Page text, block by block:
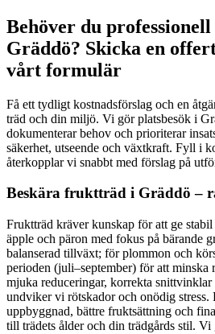
Behöver du
Gräddö? Skicka en
vårt formulär
Få ett tydligt kostnadsförslag och en
träd och din miljö. Vi gör platsbesök i
dokumenterar behov och prioriterar
säkerhet, utseende och växtkraft. Fyll i
återkopplar vi snabbt med förslag på
Beskära fruktträd i Gräddö –
Fruktträd kräver kunskap för att ge
äpple och päron med fokus på bärande
balanserad tillväxt; för plommon och
perioden (juli–september) för att minska
mjuka reduceringar, korrekta
undviker vi rötskador och onödig stress.
uppbyggnad, bättre fruktsättning och
till trädets ålder och din trädgårds stil.